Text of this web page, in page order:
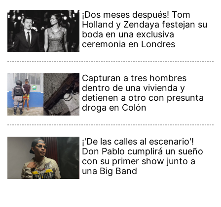
¡Dos meses después! Tom
Holland y Zendaya festejan su
boda en una exclusiva
ceremonia en Londres
Capturan a tres hombres
dentro de una vivienda y
detienen a otro con presunta
droga en Colón
¡'De las calles al escenario'!
Don Pablo cumplirá un sueño
con su primer show junto a
una Big Band